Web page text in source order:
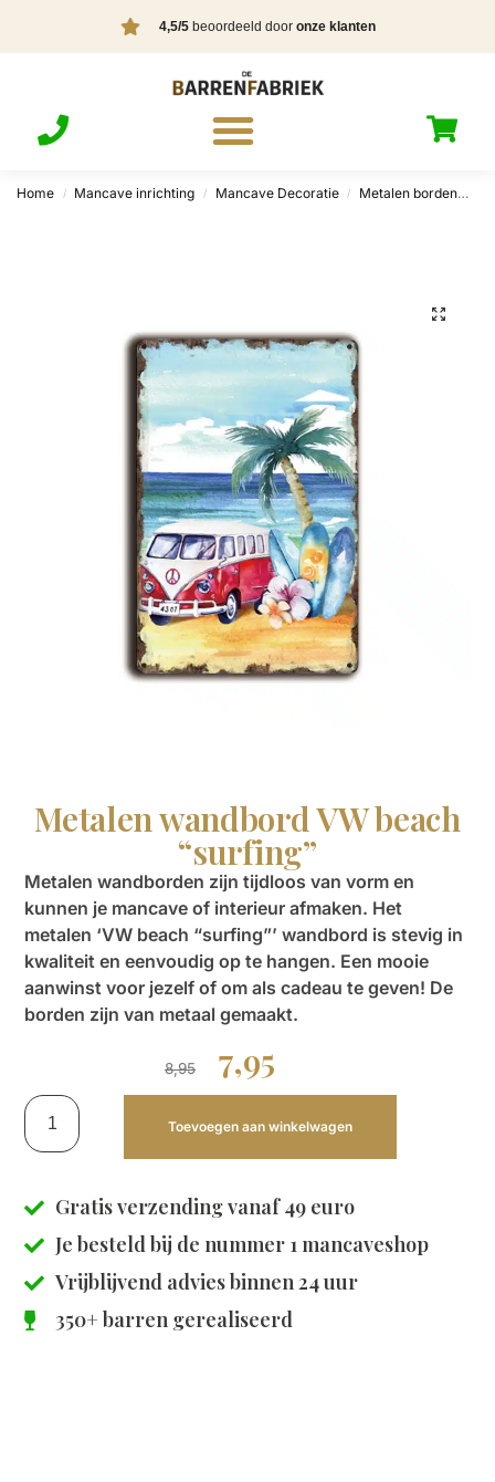
4,5/5beoordeeld door onze klanten
Home / Mancave inrichting / Mancave Decoratie / Metalen borden
Metalen wandbord VW beach
“surfing”
Metalen wandborden zijn tijdloos van vorm en
kunnen je mancave of interieur afmaken. Het
metalen ‘VW beach “surfing”’ wandbord is stevig in
kwaliteit en eenvoudig op te hangen. Een mooie
aanwinst voor jezelf of om als cadeau te geven! De
borden zijn van metaal gemaakt.
8,95 7,95
Toevoegen aan winkelwagen
Gratis verzending vanaf 49 euro
Je besteld bij de nummer 1 mancaveshop
Vrijblijvend advies binnen 24 uur
350+ barren gerealiseerd